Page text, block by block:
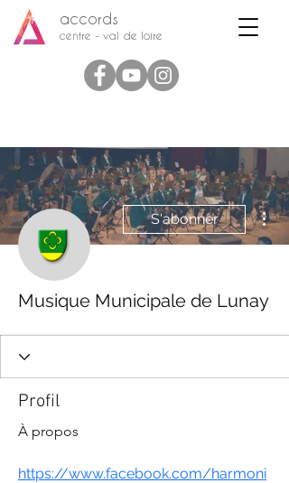
accords
centre - val de loire
S'abonner
Musique Municipale de Lunay
Profil
À propos
https://www.facebook.com/harmoni